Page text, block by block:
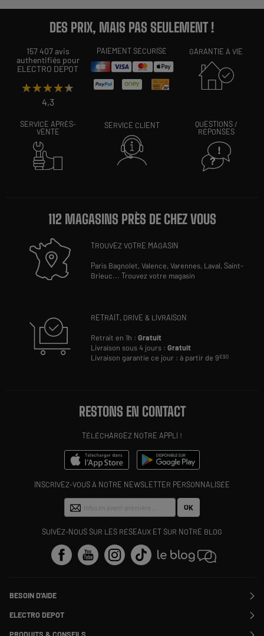
DES PRIX, MAIS PAS SEULEMENT !
157 407 avis
authentifiés pour
ELECTRO DEPOT
★★★★★
★★★★★
4,3
PAIEMENT SÉCURISÉ GARANTIE À VIE
SERVICE APRÈS-
VENTE
SERVICE CLIENT
QUESTIONS /
RÉPONSES
112 MAGASINS PRÈS DE CHEZ VOUS
TROUVEZ VOTRE MAGASIN
Paris Bagnolet,Valence,Varennes, Laval,Saint-
Brieuc...Trouvez votre magasin
RETRAIT, DRIVE & LIVRAISON
Retrait en 1h :Gratuit
Livraison sous 4 jours :Gratuit
Livraison garantie ce jour : à partir de 9€90
RESTONS EN CONTACT
TÉLÉCHARGEZ NOTRE APPLI !
INSCRIVEZ-VOUS À NOTRE NEWSLETTER PERSONNALISÉE
OK
SUIVEZ-NOUS SUR LES RÉSEAUX ET SUR NOTRE BLOG
BESOIN D'AIDE
Contactez-nous
Suivre ma commande
Modifier ou annuler ma commande
ELECTRO DEPOT